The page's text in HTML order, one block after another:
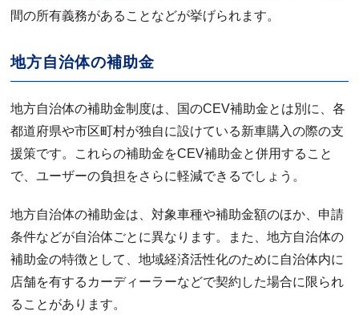
間の所有義務があることなどが挙げられます。
地方自治体の補助金
地方自治体の補助金制度は、国のCEV補助金とは別に、各
都道府県や市区町村が独自に設けている新車購入の際の支
援策です。これらの補助金をCEV補助金と併用すること
で、ユーザーの負担をさらに軽減できるでしょう。
地方自治体の補助金は、対象車種や補助金額のほか、申請
条件などが自治体ごとに異なります。また、地方自治体の
補助金の特徴として、地域経済活性化のために自治体内に
店舗を有するカーディーラーなどで契約した場合に限られ
ることがあります。